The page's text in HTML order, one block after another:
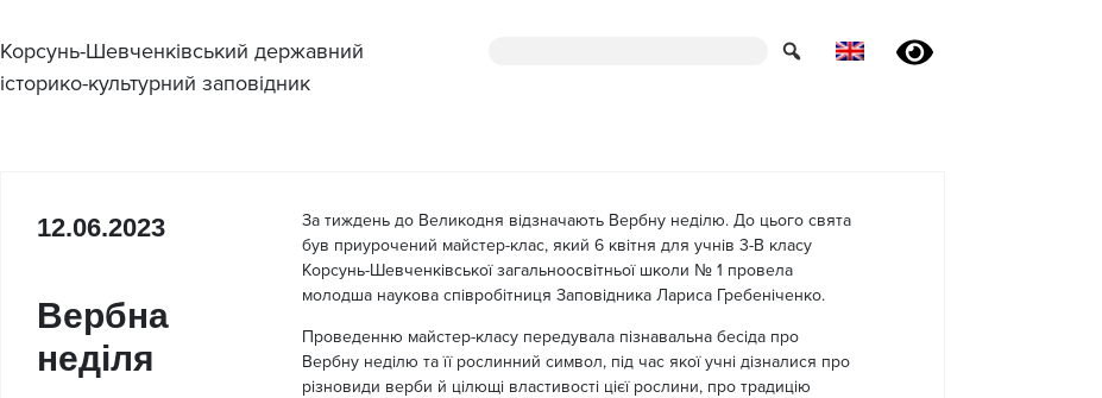
Корсунь-Шевченківський державний
історико-культурний заповідник
12.06.2023
Вербна
неділя
За тиждень до Великодня відзначають Вербну неділю. До цього свята
був приурочений майстер-клас, який 6 квітня для учнів 3-В класу
Корсунь-Шевченківської загальноосвітньої школи № 1 провела
молодша наукова співробітниця Заповідника Лариса Гребеніченко.
Проведенню майстер-класу передувала пізнавальна бесіда про
Вербну неділю та її рослинний символ, під час якої учні дізналися про
різновиди верби й цілющі властивості цієї рослини, про традицію